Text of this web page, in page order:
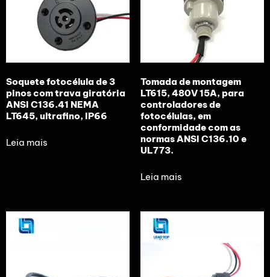
Soquete fotocélula de 3
pinos com trava giratória
ANSI C136.41 NEMA
LT645, ultrafino, IP66
Leia mais
Tomada de montagem
LT615, 480V 15A, para
controladores de
fotocélulas, em
conformidade com as
normas ANSI C136.10 e
UL773.
Leia mais